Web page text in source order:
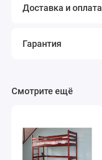
Доставка и оплата
Гарантия
Смотрите ещё